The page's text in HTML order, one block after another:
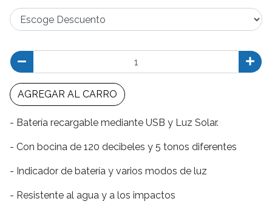
AGREGAR AL CARRO
- Batería recargable mediante USB y Luz Solar.
- Con bocina de 120 decibeles y 5 tonos diferentes
- Indicador de batería y varios modos de luz
- Resistente al agua y a los impactos